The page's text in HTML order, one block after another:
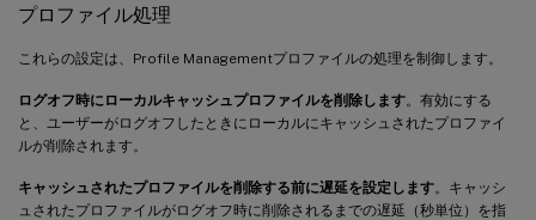
プロファイル処理
これらの設定は、Profile Managementプロファイルの処理を制御します。
ログオフ時にローカルキャッシュプロファイルを削除します。有効にする
と、ユーザーがログオフしたときにローカルにキャッシュされたプロファイ
ルが削除されます。
キャッシュされたプロファイルを削除する前に遅延を設定します。キャッシ
ュされたプロファイルがログオフ時に削除されるまでの遅延（秒単位）を指